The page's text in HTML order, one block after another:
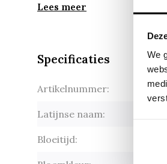
We
Lees meer
Specificaties
Artikelnummer:
Latijnse naam:
Bloeitijd: